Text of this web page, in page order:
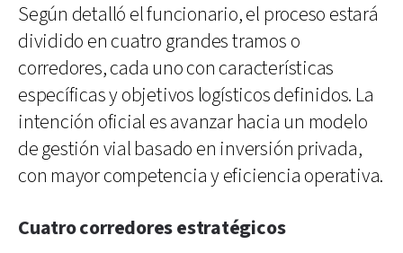
Según detalló el funcionario, el proceso estará
dividido en cuatro grandes tramos o
corredores, cada uno con características
específicas y objetivos logísticos definidos. La
intención oficial es avanzar hacia un modelo
de gestión vial basado en inversión privada,
con mayor competencia y eficiencia operativa.
Cuatro corredores estratégicos